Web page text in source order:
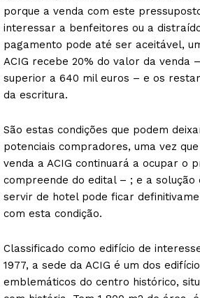
porque a venda com este
interessar a benfeitores ou a
pagamento pode até ser aceitável,
ACIG recebe 20% do valor da venda
superior a 640 mil euros – e os
da escritura.
São estas condições que podem
potenciais compradores, uma vez
venda a ACIG continuará a ocupar o
compreende do edital – ; e a solução
servir de hotel pode ficar
com esta condição.
Classificado como edifício de
1977, a sede da ACIG é um dos
emblemáticos do centro histórico,